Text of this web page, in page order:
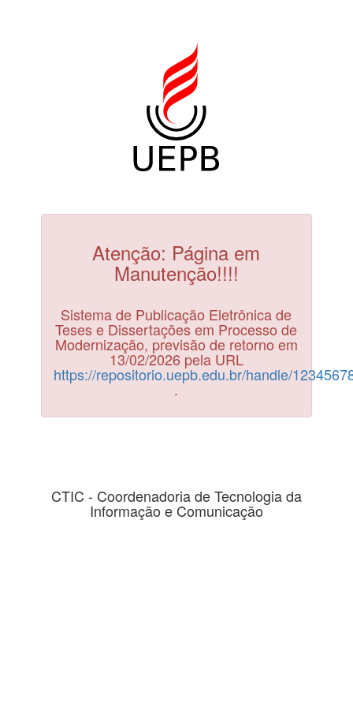
Atenção: Página em
Manutenção!!!!
Sistema de Publicação Eletrônica de
Teses e Dissertações em Processo de
Modernização, previsão de retorno em
13/02/2026 pela URL
https://repositorio.uepb.edu.br/handle/
.
CTIC - Coordenadoria de Tecnologia da
Informação e Comunicação